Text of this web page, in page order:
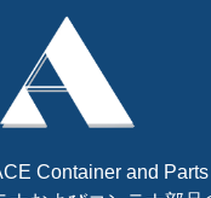
Container and